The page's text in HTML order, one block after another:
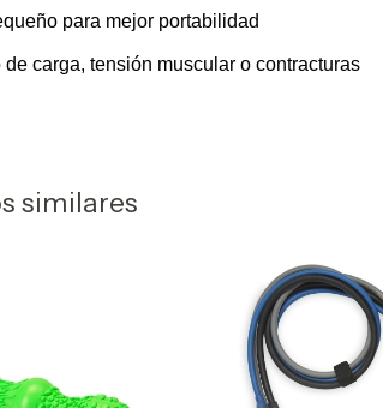
para mejor portabilidad
de carga, tensión muscular o contracturas
similares